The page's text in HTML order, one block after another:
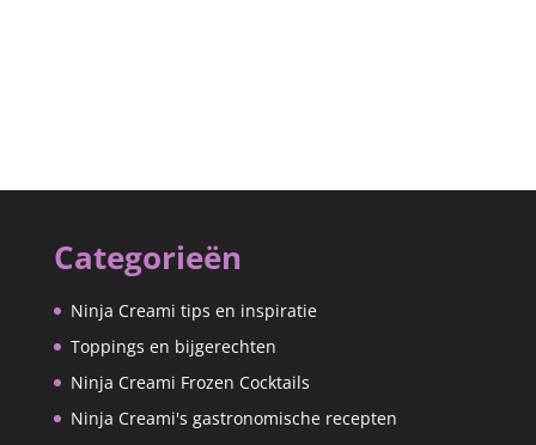
Categorieën
Ninja Creami tips en inspiratie
Toppings en bijgerechten
Ninja Creami Frozen Cocktails
Ninja Creami's gastronomische recepten